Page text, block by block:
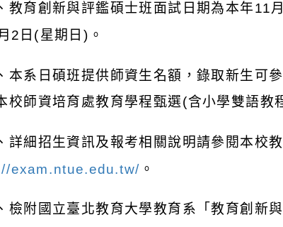
教育創新與評鑑碩士班面試日期為本年11月
2 日 (星期日 ) 。
本系日碩班提供師資生名額，錄取新生可
校師資培育處教育學程甄選(含小學雙語教
詳細招生資訊及報考相關說明請參閱本校
exam.ntue.edu.tw/ 。
檢附國立臺北教育大學教育系「教育創新